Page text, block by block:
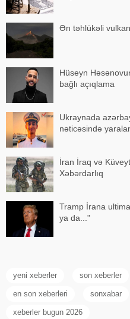
Ən təhlükəli
Hüseyn
bağlı açıqlama
Ukraynada
nəticəsində
İran İraq və
Xəbərdarlıq
Tramp İrana
ya da..."
yeni xeberler son xeberler
en son xeberleri sonxabar
xeberler bugun 2026